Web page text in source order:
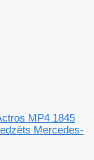
MP4 1845
Mercedes-